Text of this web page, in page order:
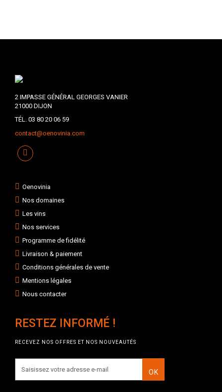
2 IMPASSE GÉNÉRAL GEORGES VANIER
21000 DIJON
TÉL. 03 80 20 06 59
contact@oenovinia.com
Oenovinia
Nos domaines
Les vins
Nos services
Programme de fidélité
Livraison & paiement
Conditions générales de vente
Mentions légales
Nous contacter
RESTEZ INFORMÉ !
RECEVEZ NOS OFFRES ET NOS NOUVEAUTÉS
OK